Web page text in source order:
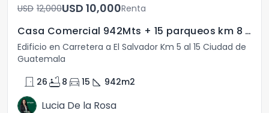
USD	12,000 USD	10,000Renta
Casa Comercial 942Mts + 15 parqueos km 8 CES
Edificio en Carretera a El Salvador Km 5 al 15 Ciudad de
Guatemala
door_front 26 bathtub 8 directions_car 15 square_foot 942m2
Lucia De la Rosa